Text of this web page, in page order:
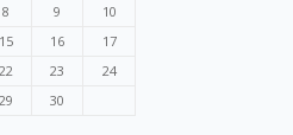
8 9
10
15 16
17
22 23
24
29 30